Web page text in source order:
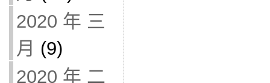
2020 年 三
月 (9)
2020 年 二